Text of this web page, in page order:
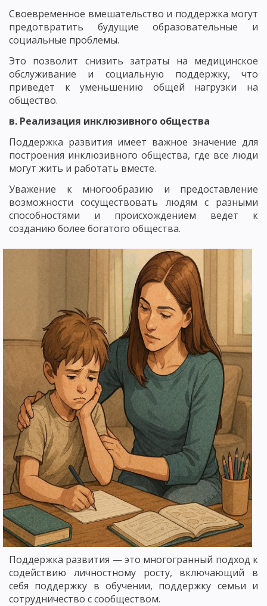
Своевременное вмешательство и поддержка могут
предотвратить будущие образовательные и
социальные проблемы.
Это позволит снизить затраты на медицинское
обслуживание и социальную поддержку, что
приведет к уменьшению общей нагрузки на
общество.
в. Реализация инклюзивного общества
Поддержка развития имеет важное значение для
построения инклюзивного общества, где все люди
могут жить и работать вместе.
Уважение к многообразию и предоставление
возможности сосуществовать людям с разными
способностями и происхождением ведет к
созданию более богатого общества.
Поддержка развития — это многогранный подход к
содействию личностному росту, включающий в
себя поддержку в обучении, поддержку семьи и
сотрудничество с сообществом.